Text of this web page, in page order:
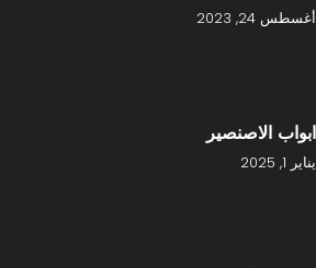
أغسطس 24, 2023
ابواب الاصنصير
يناير 1, 2025